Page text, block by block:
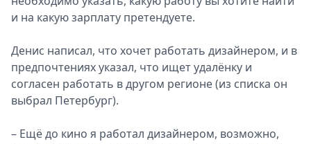
и на какую зарплату претендуете.
Денис написал, что хочет работать дизайнером, и в
предпочтениях указал, что ищет удалёнку и
согласен работать в другом регионе (из списка он
выбрал Петербург).
– Ещё до кино я работал дизайнером, возможно,